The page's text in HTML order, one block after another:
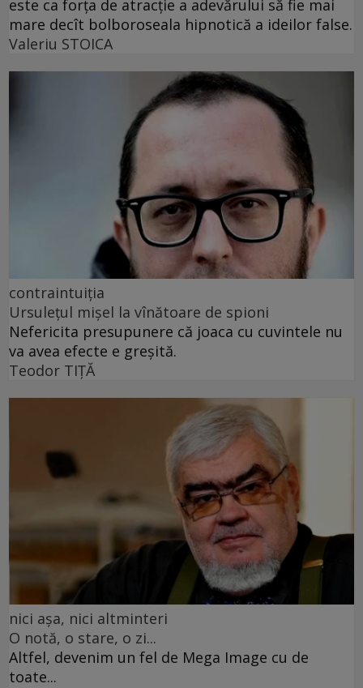
este ca forța de atracție a adevărului să fie mai
mare decît bolboroseala hipnotică a ideilor false.
Valeriu STOICA
contraintuiția
Ursulețul mișel la vînătoare de spioni
Nefericita presupunere că joaca cu cuvintele nu
va avea efecte e greșită.
Teodor TIŢĂ
nici așa, nici altminteri
O notă, o stare, o zi...
Altfel, devenim un fel de Mega Image cu de
toate...